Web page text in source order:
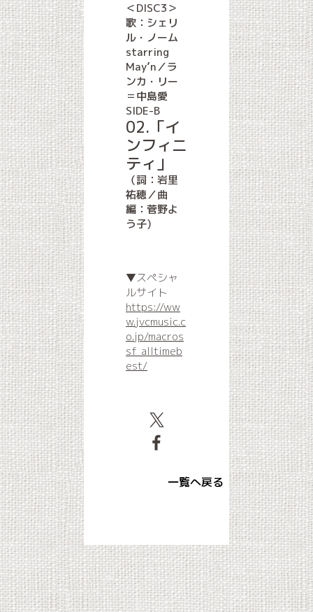
＜DISC3＞
歌：シェリ
ル・ノーム
starring
May’n／ラ
ンカ・リー
＝中島愛
SIDE-B
02.「イ
ンフィニ
ティ」
（詞：岩里
祐穂／曲
編：菅野よ
う子)
▼スペシャ
ルサイト
https://ww
w.jvcmusic.c
o.jp/macros
sf_alltimeb
est/
一覧へ戻る